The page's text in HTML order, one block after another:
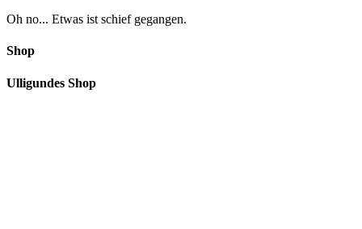
Oh no... Etwas ist schief gegangen.
Shop
Ulligundes Shop